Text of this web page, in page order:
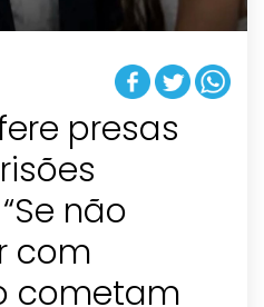
presas
não
com
cometam